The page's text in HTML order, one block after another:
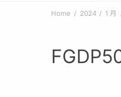
Home 2024 1 月